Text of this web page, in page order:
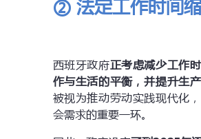
② 法定工作时间
西班牙政府正考虑减少工作
作与生活的平衡，并提升生产
被视为推动劳动实践现代化
会需求的重要一环。